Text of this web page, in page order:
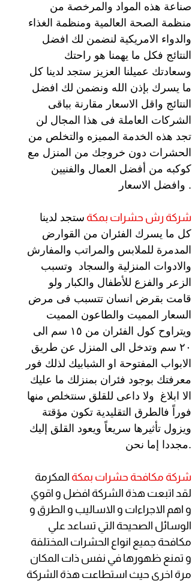
صناعة هذه المواد والمرخصة من
منظمة الصحة العالمية ومنظمة الغذاء
والدواء الامريكية لنضمن لك افضل
النتائج فكل ما يهمنا هو راحتك
وسعادتك عميلنا العزيز ستجد لدينا كل
ما يسرك بإذن الله ونضمن لك افضل
النتائج واقل الاسعار مقارنة بباقى
الشركات العاملة فى هذا المجال لن
تجد هذه الخدمة المميزه والتخلص من
الحشرات دون خروجك من المنزل مع
كوكبه من أفضل العمال والفنيين
وافضل الاسعار .
شركة رش حشرات بمكة ستجد لدينا
كل ما يسرك الفئران من القوارض
المدمرة للملابس والمراتب والمفارش
والادوات المنزلية والسجاد وتسبب
الزعر والفزع للأطفال والكبار ولو
قامت بقرض انسان تتسبب فى مرض
السعار المميت والطاعون المميت
ويتراوح كول الفئران من ١٥ سم الى
٢٠ سم وتدخل الى المنزل عن طريق
الابواب المفتوحة او الشبابيك لذلك فور
معرفتك بوجود فئران بمنزلك ما عليك
الا ابلاغ ولا داعى للقلق سنتخلص منها
فوراً فالطرق التقليدية تكون مؤقتة
ويزول تأثيرها سريعاً ويعود القلق إليك
مجددا إما نحن.
شركة مكافحة حشرات بمكة المكرمة
لقد اتبعت هذة الشركة افضل و اقوي
و اهم الاجراءات و الاساليب و الطرق و
الوسائل الصحيحة التي تساعد علي
مكافحة جميع انواع الحشرات المختلفة
و تمنع ظهورها في نفس ذات المكان
مرة اخري حيث استطاعت هذة الشركة